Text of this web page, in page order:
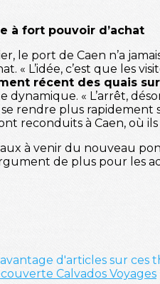
à fort pouvoir d’achat
le port de Caen n’a
« L’idée, c’est que les
récent des quais
dynamique. « L’arrêt,
rendre plus rapidement
reconduits à Caen, où
à venir du nouveau
de plus pour les
d'articles sur ces
Calvados Voyages